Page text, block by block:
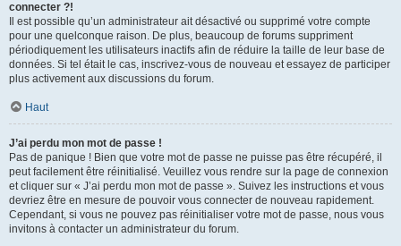
connecter ?!
Il est possible qu’un administrateur ait désactivé ou supprimé votre compte
pour une quelconque raison. De plus, beaucoup de forums suppriment
périodiquement les utilisateurs inactifs afin de réduire la taille de leur base de
données. Si tel était le cas, inscrivez-vous de nouveau et essayez de participer
plus activement aux discussions du forum.
Haut
J’ai perdu mon mot de passe !
Pas de panique ! Bien que votre mot de passe ne puisse pas être récupéré, il
peut facilement être réinitialisé. Veuillez vous rendre sur la page de connexion
et cliquer sur « J’ai perdu mon mot de passe ». Suivez les instructions et vous
devriez être en mesure de pouvoir vous connecter de nouveau rapidement.
Cependant, si vous ne pouvez pas réinitialiser votre mot de passe, nous vous
invitons à contacter un administrateur du forum.